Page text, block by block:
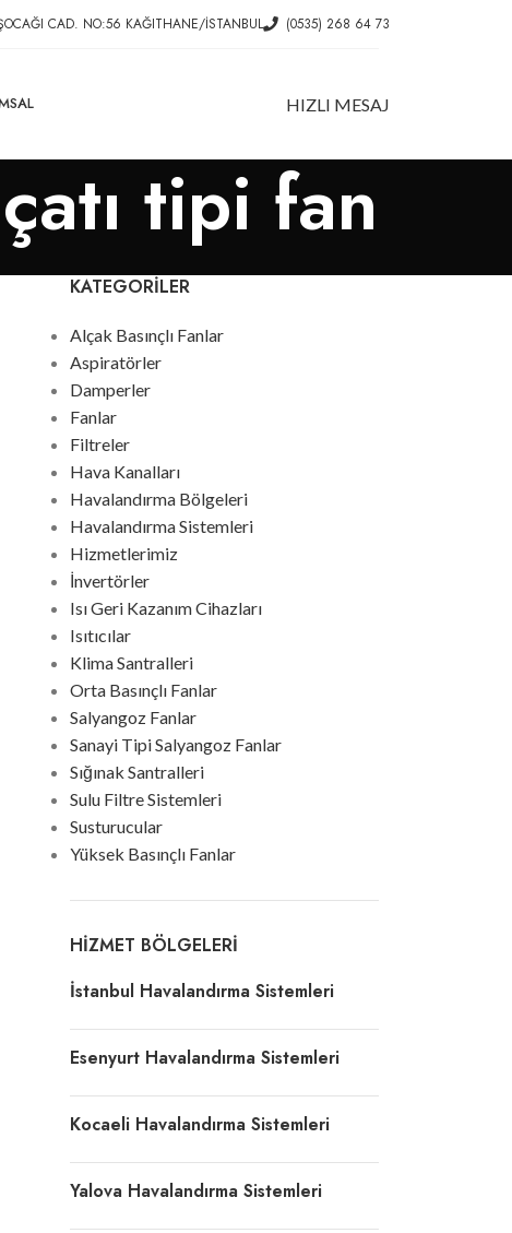
CAD. NO:56 KAĞITHANE/İSTANBUL (0535) 268 64 73
HIZLI MESAJ
tipi fan
KATEGORILER
Alçak Basınçlı Fanlar
Aspiratörler
Damperler
Fanlar
Filtreler
Hava Kanalları
Havalandırma Bölgeleri
Havalandırma Sistemleri
Hizmetlerimiz
İnvertörler
Isı Geri Kazanım Cihazları
Isıtıcılar
Klima Santralleri
Orta Basınçlı Fanlar
Salyangoz Fanlar
Sanayi Tipi Salyangoz Fanlar
Sığınak Santralleri
Sulu Filtre Sistemleri
Susturucular
Yüksek Basınçlı Fanlar
HIZMET BÖLGELERI
İstanbul Havalandırma Sistemleri
Esenyurt Havalandırma Sistemleri
Kocaeli Havalandırma Sistemleri
Yalova Havalandırma Sistemleri